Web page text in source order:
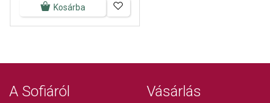
Kosárba
A Sofiáról Vásárlás